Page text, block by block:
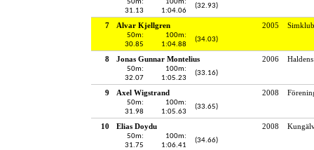
50m:
31.13
100m:
1:04.06
(32.93)
7 Alvar Kjellgren 2005
50m:
30.85
100m:
1:04.88
(34.03)
8 Jonas Gunnar Montelius 2006
50m:
32.07
100m:
1:05.23
(33.16)
9 Axel Wigstrand 2008
50m:
31.98
100m:
1:05.63
(33.65)
10 Elias Doydu 2008
50m:
31.75
100m:
1:06.41
(34.66)